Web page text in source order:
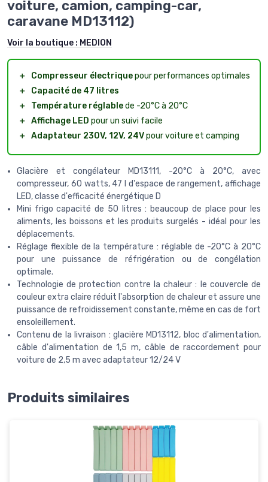
voiture, camion, camping-car,
caravane MD13112)
Voir la boutique : MEDION
＋ Compresseur électriquepour performances optimales
＋
Capacité de 47 litres
＋
Température réglablede -20°C à 20°C
＋ Affichage LED pour un suivi facile
＋ Adaptateur 230V, 12V, 24Vpour voiture et camping
Glacière et congélateur MD13111, -20°C à 20°C, avec
compresseur, 60 watts, 47 l d'espace de rangement, affichage
LED, classe d'efficacité énergétique D
Mini frigo capacité de 50 litres : beaucoup de place pour les
aliments, les boissons et les produits surgelés - idéal pour les
déplacements.
Réglage flexible de la température : réglable de -20°C à 20°C
pour une puissance de réfrigération ou de congélation
optimale.
Technologie de protection contre la chaleur : le couvercle de
couleur extra claire réduit l'absorption de chaleur et assure une
puissance de refroidissement constante, même en cas de fort
ensoleillement.
Contenu de la livraison : glacière MD13112, bloc d'alimentation,
câble d'alimentation de 1,5 m, câble de raccordement pour
voiture de 2,5 m avec adaptateur 12/24 V
Produits similaires